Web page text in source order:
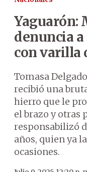
Yaguarón:
denuncia
con varilla
Tomasa
recibió una
hierro que le
el brazo y otras
responsabilizó
años, quien ya
ocasiones.